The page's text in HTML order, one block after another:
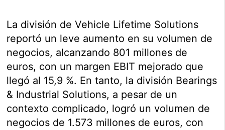
La división de Vehicle Lifetime Solutions
reportó un leve aumento en su volumen de
negocios, alcanzando 801 millones de
euros, con un margen EBIT mejorado que
llegó al 15,9 %. En tanto, la división Bearings
& Industrial Solutions, a pesar de un
contexto complicado, logró un volumen de
negocios de 1.573 millones de euros, con